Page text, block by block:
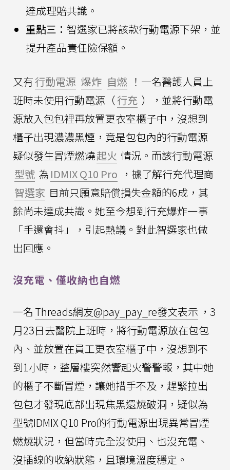
達成理賠共識。
重點三： 智選家已將該款行動電源下架，並
提升產品責任險保額。
又有行動電源 爆炸 自燃 ！一名醫護人員上
班時未使用行動電源（行充 ），並將行動電
源放入包包裡再放置更衣室櫃子中，沒想到
櫃子出現濃濃黑煙，竟是包包內的行動電源
疑似發生冒煙燃燒起火 情況。而該行動電源
型號 為 IDMIX Q10 Pro ，據了解行充代理商
智選家 目前只願意賠償損失金額的6成，其
餘尚未達成共識。她至今想到行充爆炸一事
「手還會抖」，引起熱議。對此智選家也做
出回應。
沒充電、僅收納也自燃
一名 Threads網友@pay_pay_re發文表示 ，3
月23日去醫院上班時，將行動電源放在包包
內、並放置在員工更衣室櫃子中，沒想到不
到1小時，整層樓突然響起火警警報，其中她
的櫃子不斷冒煙，讓她措手不及，趕緊拉出
包包才發現底部出現焦黑還燒破洞，疑似為
型號IDMIX Q10 Pro的行動電源出現異常冒煙
燃燒狀況，但當時完全沒使用、也沒充電、
沒插線的收納狀態，且環境溫度穩定。